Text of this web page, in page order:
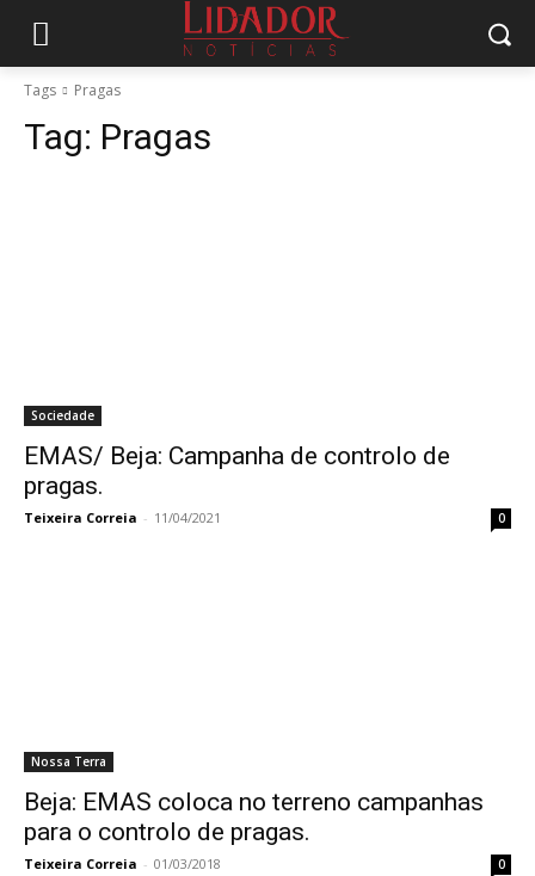
Tags Pragas
Tag: Pragas
Sociedade
EMAS/ Beja: Campanha de controlo de
pragas.
Teixeira Correia - 11/04/2021 0
Nossa Terra
Beja: EMAS coloca no terreno campanhas
para o controlo de pragas.
Teixeira Correia - 01/03/2018 0